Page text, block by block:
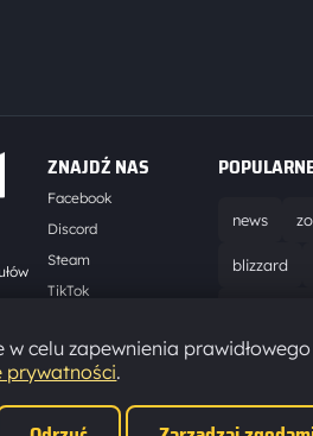
ZNAJDŹ NAS
Facebook
Discord
Steam
TikTok
news
blizzard
celu zapewnienia
prywatności.